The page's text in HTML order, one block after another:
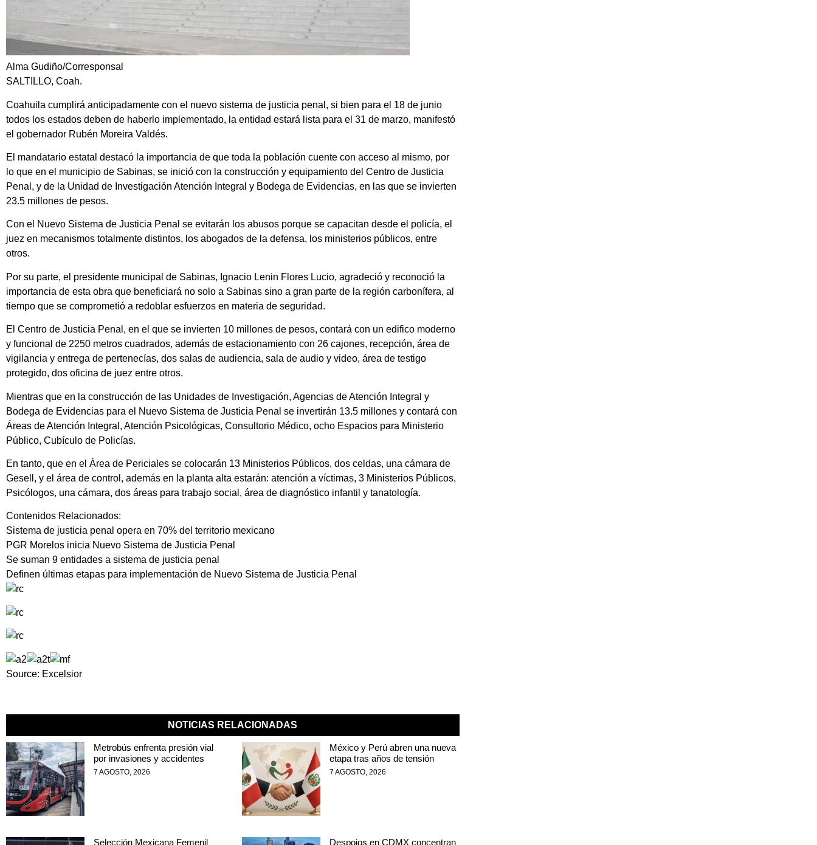
Alma Gudiño/Corresponsal
SALTILLO, Coah.
Coahuila cumplirá anticipadamente con el nuevo sistema de justicia penal , si bien para el 18 de junio
todos los estados deben de haberlo implementado, la entidad estará lista para el 31 de marzo, manifestó
el gobernador Rubén Moreira Valdés.
El mandatario estatal destacó la importancia de que toda la población cuente con acceso al mismo, por
lo que en el municipio de Sabinas, se inició con la construcción y equipamiento del Centro de Justicia
Penal, y de la Unidad de Investigación Atención Integral y Bodega de Evidencias, en las que se invierten
23.5 millones de pesos.
Con el Nuevo Sistema de Justicia Penal se evitarán los abusos porque se capacitan desde el policía, el
juez en mecanismos totalmente distintos, los abogados de la defensa, los ministerios públicos, entre
otros.
Por su parte, el presidente municipal de Sabinas, Ignacio Lenin Flores Lucio, agradeció y reconoció la
importancia de esta obra que beneficiará no solo a Sabinas sino a gran parte de la región carbonífera, al
tiempo que se comprometió a redoblar esfuerzos en materia de seguridad.
El Centro de Justicia Penal, en el que se invierten 10 millones de pesos, contará con un edifico moderno
y funcional de 2250 metros cuadrados, además de estacionamiento con 26 cajones, recepción, área de
vigilancia y entrega de pertenecías, dos salas de audiencia, sala de audio y video, área de testigo
protegido, dos oficina de juez entre otros.
Mientras que en la construcción de las Unidades de Investigación, Agencias de Atención Integral y
Bodega de Evidencias para el Nuevo Sistema de Justicia Penal se invertirán 13.5 millones y contará con
Áreas de Atención Integral, Atención Psicológicas, Consultorio Médico, ocho Espacios para Ministerio
Público, Cubículo de Policías.
En tanto, que en el Área de Periciales se colocarán 13 Ministerios Públicos, dos celdas, una cámara de
Gesell, y el área de control, además en la planta alta estarán: atención a víctimas, 3 Ministerios Públicos,
Psicólogos, una cámara, dos áreas para trabajo social, área de diagnóstico infantil y tanatología.
Contenidos Relacionados:
Sistema de justicia penal opera en 70% del territorio mexicano
PGR Morelos inicia Nuevo Sistema de Justicia Penal
Se suman 9 entidades a sistema de justicia penal
Definen últimas etapas para implementación de Nuevo Sistema de Justicia Penal
Source: Excelsior
NOTICIAS RELACIONADAS
Metrobús enfrenta presión vial
por invasiones y accidentes
7 AGOSTO, 2026
México y Perú abren una nueva
etapa tras años de tensión
7 AGOSTO, 2026
Selección Mexicana Femenil
Despojos en CDMX concentran